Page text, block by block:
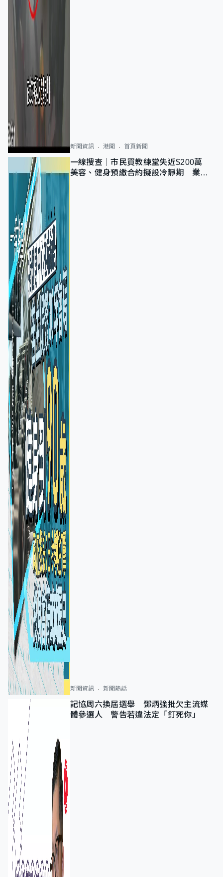
新聞資訊 港聞 首頁新聞
一線搜查｜市民買教練堂失近$200萬
美容、健身預繳合約擬設冷靜期 業界
新聞資訊 新聞熱話
記協周六換屆選舉 鄧炳強批欠主流媒
體參選人 警告若違法定「釘死你」